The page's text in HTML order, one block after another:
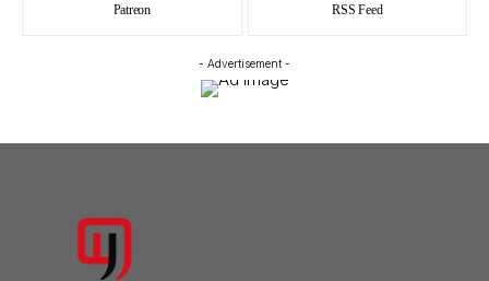
Patreon RSS Feed
- Advertisement -